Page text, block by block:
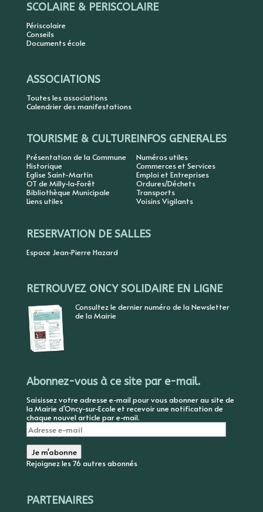
SCOLAIRE & PERISCOLAIRE
Périscolaire
Conseils
Documents école
ASSOCIATIONS
Toutes les associations
Calendrier des manifestations
TOURISME & CULTURE
Présentation de la Commune
Historique
Eglise Saint-Martin
OT de Milly-la-Forêt
Bibliothèque Municipale
Liens utiles
INFOS GENERALES
Numéros utiles
Commerces et Services
Emploi et Entreprises
Ordures/Déchets
Transports
Voisins Vigilants
RESERVATION DE SALLES
Espace Jean-Pierre Hazard
RETROUVEZ ONCY SOLIDAIRE EN LIGNE
Consultez le dernier numéro de la Newsletter
de la Mairie
Abonnez-vous à ce site par e-mail.
Saisissez votre adresse e-mail pour vous abonner au site de
la Mairie d'Oncy-sur-Ecole et recevoir une notification de
chaque nouvel article par e-mail.
Adresse
e-
mail
Je m'abonne
Rejoignez les 76 autres abonnés
PARTENAIRES